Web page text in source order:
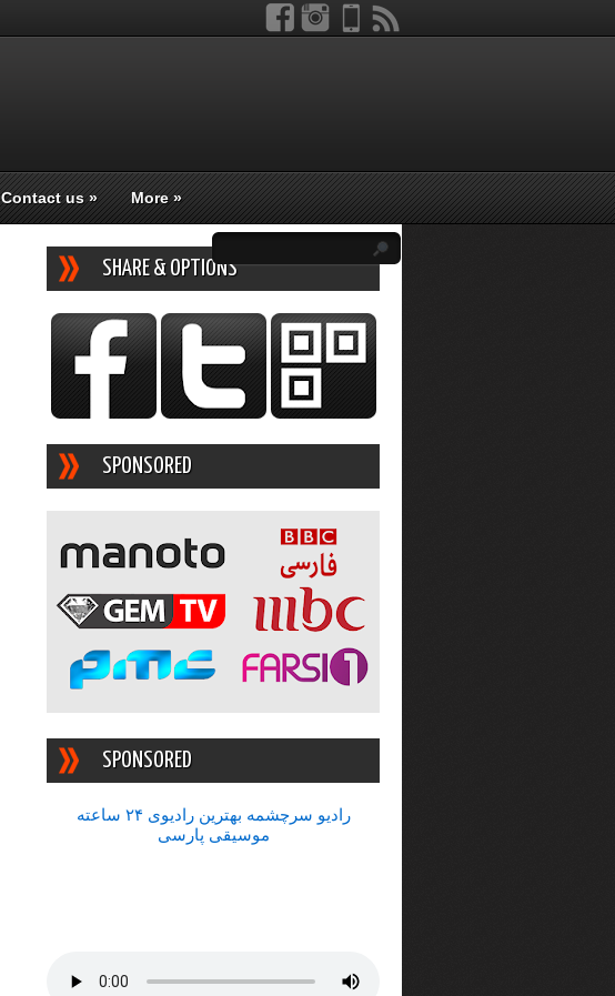
Contact us» More»
SHARE & OPTIONS
SPONSORED
SPONSORED
رادیو سرچشمه بهترین رادیوی ۲۴ ساعته
موسیقی پارسی